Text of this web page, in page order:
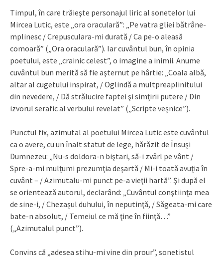
Timpul, în care trăieşte personajul liric al sonetelor lui
Mircea Lutic, este „ora oraculară”: „Pe vatra gliei bătrâne-
mplinesc / Crepusculara-mi durată / Ca pe-o aleasă
comoară” („Ora oraculară”). Iar cuvântul bun, în opinia
poetului, este „crainic celest”, o imagine a inimii. Anume
cuvântul bun merită să fie aşternut pe hârtie: „Coala albă,
altar al cugetului inspirat, / Oglindă a multpreaplinitului
din nevedere, / Dă strălucire faptei şi simţirii putere / Din
izvorul serafic al verbului revelat” („Scripte veşnice”).
Punctul fix, azimutal al poetului Mircea Lutic este cuvântul
ca o avere, cu un înalt statut de lege, hărăzit de Însuşi
Dumnezeu: „Nu-s doldora-n biştari, să-i zvârl pe vânt /
Spre-a-mi mulţumi prezumţia deşartă / Mi-i toată avuţia în
cuvânt – / Azimutalu-mi punct pe-a vieţii hartă”. Şi după el
se orientează autorul, declarând: „Cuvântul conştiinţa mea
de sine-i, / Chezaşul duhului, în neputinţă, / Săgeata-mi care
bate-n absolut, / Temeiul ce mă ţine în fiinţă…”
(„Azimutalul punct”).
Convins că „adesea stihu-mi vine din prour”, sonetistul